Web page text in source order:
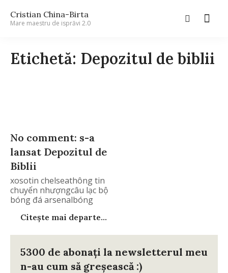
Cristian China-Birta
Mare maestru de isprăvi 2.0
Etichetă: Depozitul de biblii
No comment: s-a
lansat Depozitul de
Biblii
xosotin chelseathông tin
chuyển nhượngcâu lạc bộ
bóng đá arsenalbóng
Citește mai departe...
5300 de abonați la newsletterul meu
n-au cum să greșească :)